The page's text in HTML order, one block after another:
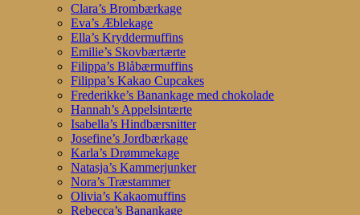
Clara’s Brombærkage
Eva’s Æblekage
Ella’s Kryddermuffins
Emilie’s Skovbærtærte
Filippa’s Blåbærmuffins
Filippa’s Kakao Cupcakes
Frederikke’s Banankage med chokolade
Hannah’s Appelsintærte
Isabella’s Hindbærsnitter
Josefine’s Jordbærkage
Karla’s Drømmekage
Natasja’s Kammerjunker
Nora’s Træstammer
Olivia’s Kakaomuffins
Rebecca’s Banankage